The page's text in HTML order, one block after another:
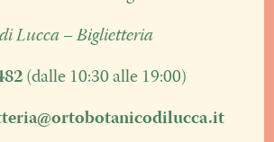
Lucca – Biglietteria
(dalle 10:30 alle 19:00)